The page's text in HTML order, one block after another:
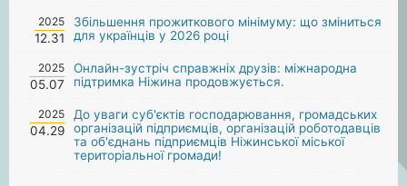
2025
12.31
Збільшення прожиткового мінімуму: що зміниться
для українців у 2026 році
2025
05.07
Онлайн-зустріч справжніх друзів: міжнародна
підтримка Ніжина продовжується.
2025
04.29
До уваги суб'єктів господарювання, громадських
організацій підприємців, організацій роботодавців
та об'єднань підприємців Ніжинської міської
територіальної громади!